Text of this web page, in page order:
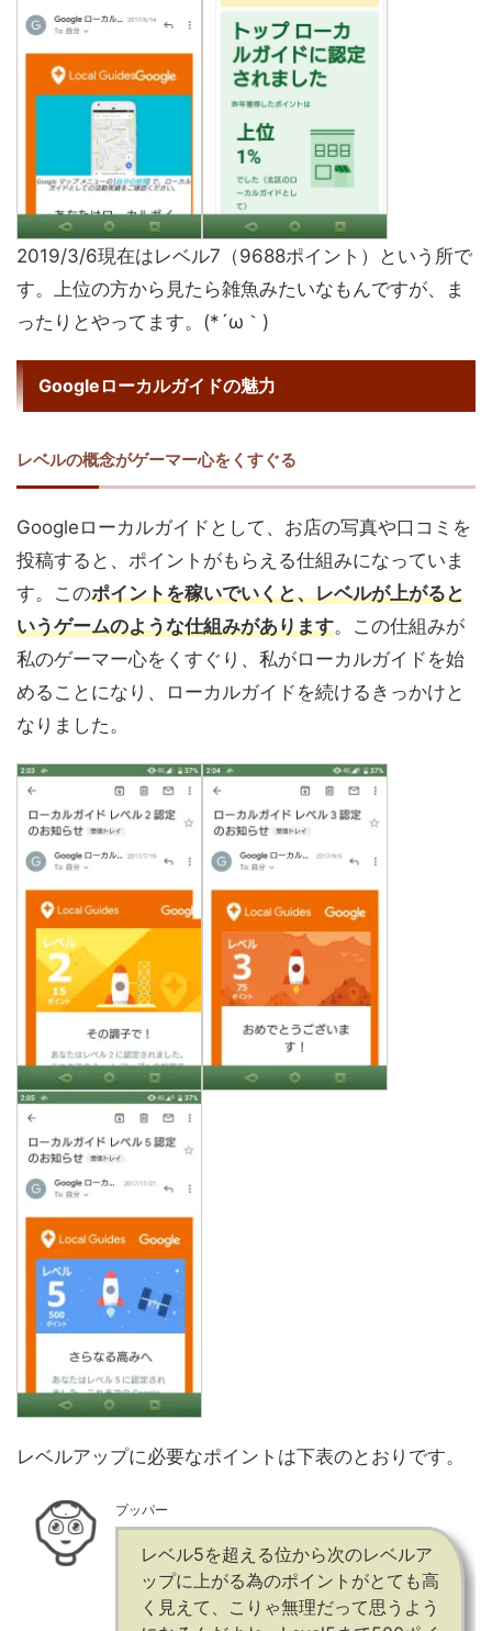
2019/3/6現在はレベル7（9688ポイント）という所で
す。上位の方から見たら雑魚みたいなもんですが、ま
ったりとやってます。(*´ω｀)
Googleローカルガイドの魅力
レベルの概念がゲーマー心をくすぐる
Googleローカルガイドとして、お店の写真や口コミを
投稿すると、ポイントがもらえる仕組みになっていま
す。このポイントを稼いでいくと、レベルが上がると
いうゲームのような仕組みがあります。この仕組みが
私のゲーマー心をくすぐり、私がローカルガイドを始
めることになり、ローカルガイドを続けるきっかけと
なりました。
レベルアップに必要なポイントは下表のとおりです。
プッパー
レベル5を超える位から次のレベルア
ップに上がる為のポイントがとても高
く見えて、こりゃ無理だって思うよう